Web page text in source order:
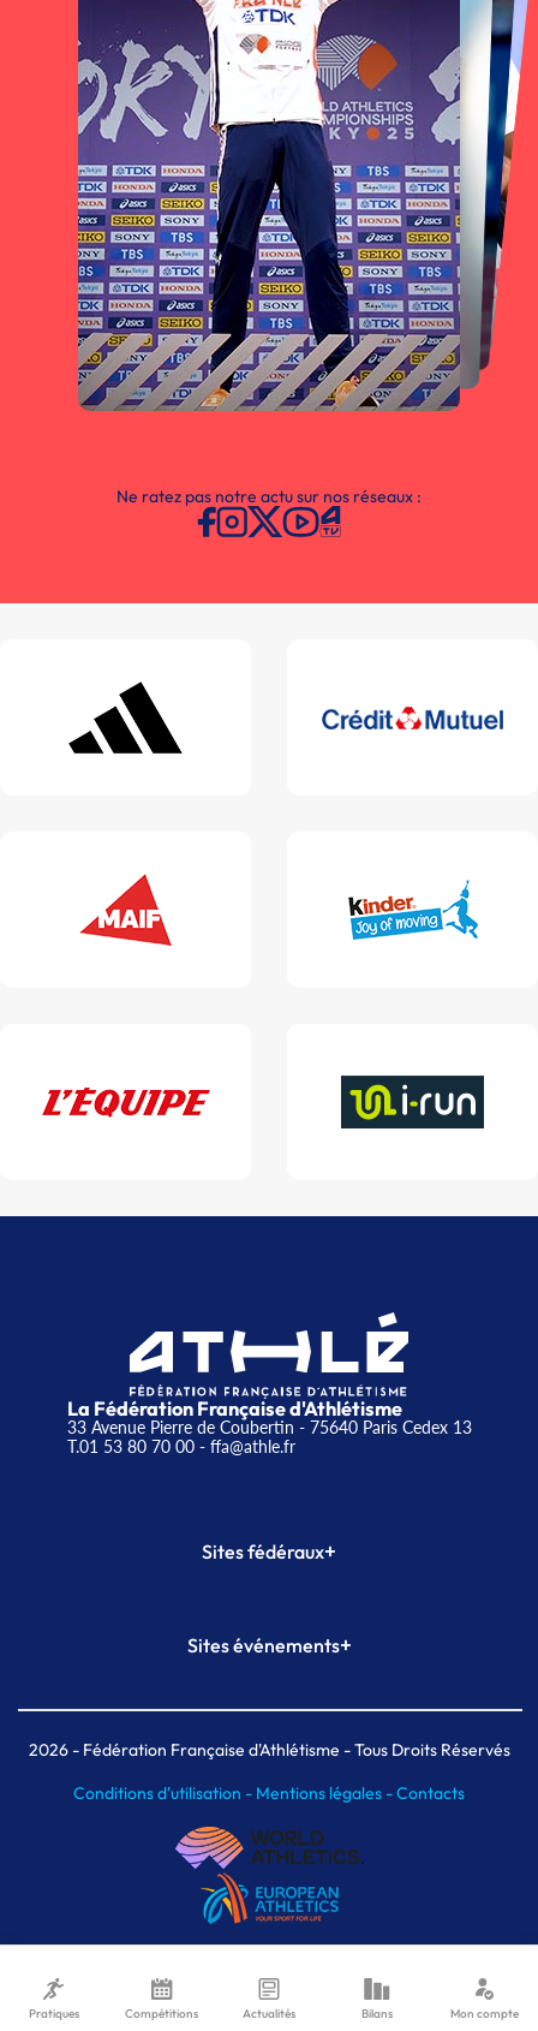
Ne ratez pas notre actu sur nos réseaux :
La Fédération Française d'Athlétisme
33 Avenue Pierre de Coubertin - 75640 Paris Cedex 13
T.01 53 80 70 00- ffa@athle.fr
Sites fédéraux+
Plateforme Formation
Sites événements+
Meeting de Paris indoor
MAIF Ekiden de Paris
2026- Fédération Française d'Athlétisme - Tous Droits Réservés
Conditions d'utilisation - Mentions légales -Contacts
Pratiques Compétitions Actualités Bilans Mon compte